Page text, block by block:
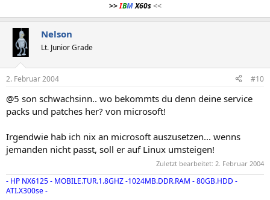
>>IBMX60s<<
Nelson
Lt. Junior Grade
2. Februar 2004 #10
@5 son schwachsinn.. wo bekommts du denn deine service
packs und patches her? von microsoft!
Irgendwie hab ich nix an microsoft auszusetzen... wenns
jemanden nicht passt, soll er auf Linux umsteigen!
Zuletzt bearbeitet: 2. Februar 2004
- HP NX6125 - MOBILE.TUR.1.8GHZ -1024MB.DDR.RAM - 80GB.HDD -
ATI.X300se -